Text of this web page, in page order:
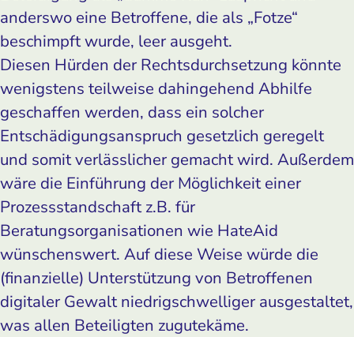
anderswo eine Betroffene, die als „Fotze“
beschimpft wurde, leer ausgeht.
Diesen Hürden der Rechtsdurchsetzung könnte
wenigstens teilweise dahingehend Abhilfe
geschaffen werden, dass ein solcher
Entschädigungsanspruch gesetzlich geregelt
und somit verlässlicher gemacht wird. Außerdem
wäre die Einführung der Möglichkeit einer
Prozessstandschaft z.B. für
Beratungsorganisationen wie HateAid
wünschenswert. Auf diese Weise würde die
(finanzielle) Unterstützung von Betroffenen
digitaler Gewalt niedrigschwelliger ausgestaltet,
was allen Beteiligten zugutekäme.